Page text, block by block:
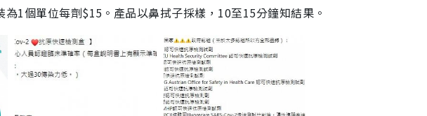
1個單位每劑$15。產品以鼻拭子採樣，10至15分鐘知結果。